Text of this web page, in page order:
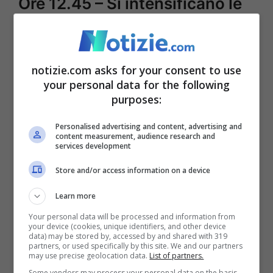
manifestanti allontanano i giornalisti
presenti. Cresce l’attesa per la sentenza
della Cassazione.
Ore 12 – Attacchi a Giorgia
Meloni
Anarchici in piazza. Attacco a Giorgia
Meloni definita“fascistella da bar”.
notizie.com asks for your consent to use
your personal data for the following
purposes:
Personalised advertising and content, advertising and
content measurement, audience research and
services development
Store and/or access information on a device
Learn more
Your personal data will be processed and information from
your device (cookies, unique identifiers, and other device
data) may be stored by, accessed by and shared with 319
partners, or used specifically by this site. We and our partners
may use precise geolocation data. List of partners.